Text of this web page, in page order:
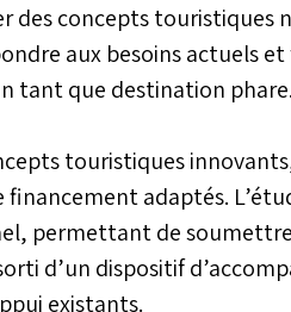
territoriale et
la Coupe du monde
d’un
inclusif et résilient.
des concepts touristiques
aux besoins actuels
tant que destination phare.
touristiques
adaptés.
permettant de
d’un dispositif
existants.